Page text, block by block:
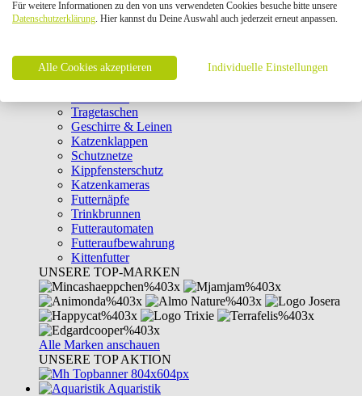
Intelligenzspielzeug
Laserpointer & Elektrospielzeug
Clicker & Target Sticks für Katzen
Weiteres Katzenspielzeug
Transportboxen
Tragetaschen
Geschirre & Leinen
Katzenklappen
Schutznetze
Kippfensterschutz
Katzenkameras
Futternäpfe
Trinkbrunnen
Futterautomaten
Futteraufbewahrung
Kittenfutter
UNSERE TOP-MARKEN
Alle Marken anschauen
UNSERE TOP AKTION
Aquaristik
Für weitere Informationen zu den von uns verwendeten Cookies besuche bitte unsere
Datenschutzerklärung. Hier kannst du Deine Auswahl auch jederzeit erneut anpassen.
Alle Cookies akzeptieren Individuelle Einstellungen